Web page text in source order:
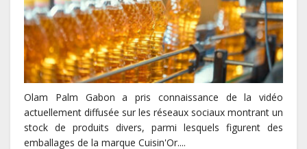
Olam Palm Gabon a pris connaissance de la vidéo
actuellement diffusée sur les réseaux sociaux montrant un
stock de produits divers, parmi lesquels figurent des
emballages de la marque Cuisin'Or....